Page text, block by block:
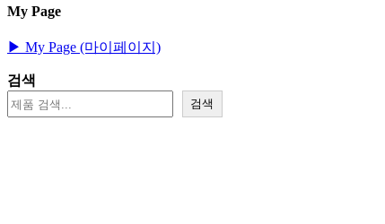
My Page
▶︎ My Page (마이페이지)
검색
검색